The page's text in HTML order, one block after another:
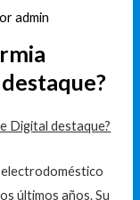
admin
Digital destaque?
últimos años. Su